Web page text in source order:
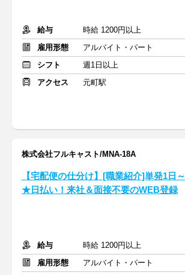
給与
時給 1200円以上
雇用形態
アルバイト・パート
シフト
週1日以上
アクセス
元町駅
株式会社フルキャスト/MNA-18A
【宅配便の仕分け】[職業紹介]単発1日
★日払い！来社＆面接不要のWEB登録
給与
時給 1200円以上
雇用形態
アルバイト・パート